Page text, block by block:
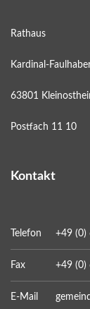
Rathaus
Kardinal-
63801
Postfach 11 10
Kontakt
Telefon +49 (0)
Fax +49 (0)
E-Mail